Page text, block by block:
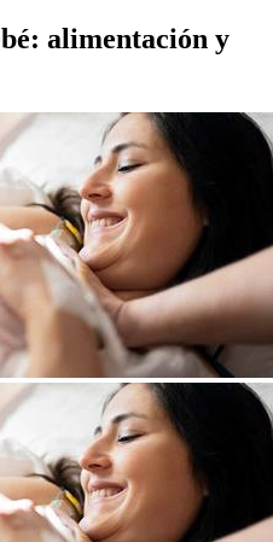
alimentación y